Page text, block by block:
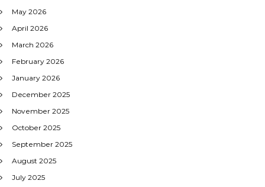
May 2026
April 2026
March 2026
February 2026
January 2026
December 2025
November 2025
October 2025
September 2025
August 2025
July 2025